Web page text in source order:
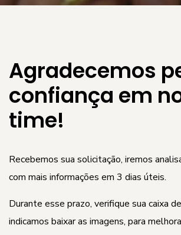
Agradecemos
confiança em
time!
Recebemos sua solicitação, iremos
com mais informações em 3 dias úteis.
Durante esse prazo, verifique sua caixa
indicamos baixar as imagens, para